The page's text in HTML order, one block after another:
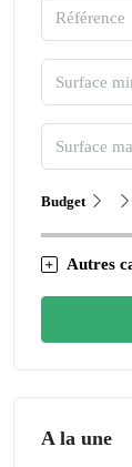
Budget
Autres
A la une